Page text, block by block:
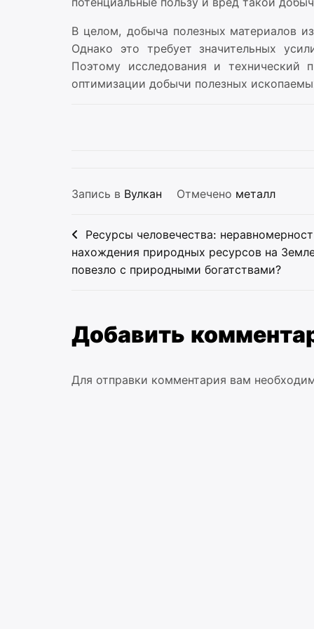
В целом, добыча полезных материалов
Однако это требует значительных
Поэтому исследования и технический
оптимизации добычи полезных
Запись в Вулкан Отмечено металл
Навигация
по
записям
Ресурсы человечества:
нахождения природных ресурсов на
повезло с природными богатствами?
Добавить
Для отправки комментария вам